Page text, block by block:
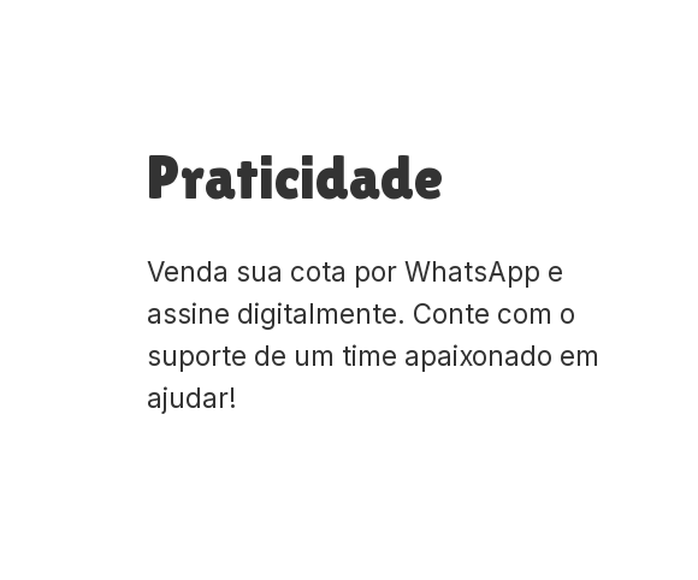
Praticidade
Venda sua cota por WhatsApp e
assine digitalmente. Conte com o
suporte de um time apaixonado em
ajudar!